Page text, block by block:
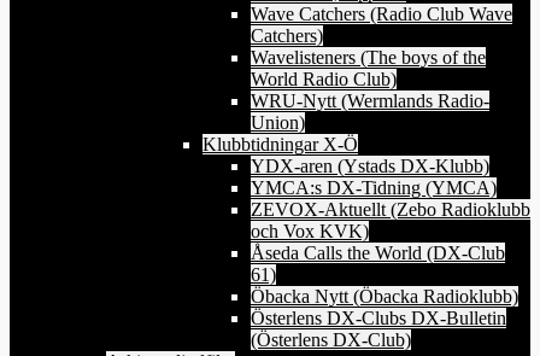
Wave Catchers (Radio Club Wave
Catchers)
Wavelisteners (The boys of the
World Radio Club)
WRU-Nytt (Wermlands Radio-
Union)
Klubbtidningar X-Ö
YDX-aren (Ystads DX-Klubb)
YMCA:s DX-Tidning (YMCA)
ZEVOX-Aktuellt (Zebo Radioklubb
och Vox KVK)
Åseda Calls the World (DX-Club
61)
Öbacka Nytt (Öbacka Radioklubb)
Österlens DX-Clubs DX-Bulletin
(Österlens DX-Club)